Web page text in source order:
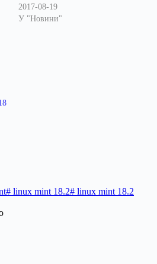
2017-08-19
У "Новини"
# linux mint 18.2# linux mint 18.2